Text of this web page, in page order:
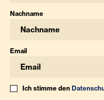
Nachname
Email
Ich stimme den